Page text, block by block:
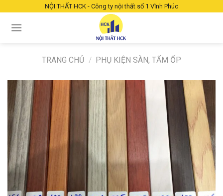
NỘI THẤT HCK - Công ty nội thất số 1 Vĩnh Phúc
TRANG CHỦ / PHỤ KIỆN SÀN, TẤM ỐP